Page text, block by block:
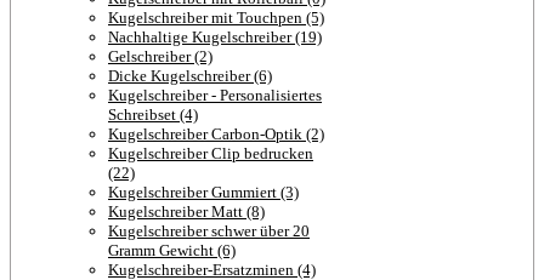
Kugelschreiber mit Touchpen (5)
Nachhaltige Kugelschreiber (19)
Gelschreiber (2)
Dicke Kugelschreiber (6)
Kugelschreiber - Personalisiertes
Schreibset (4)
Kugelschreiber Carbon-Optik (2)
Kugelschreiber Clip bedrucken
(22)
Kugelschreiber Gummiert (3)
Kugelschreiber Matt (8)
Kugelschreiber schwer über 20
Gramm Gewicht (6)
Kugelschreiber-Ersatzminen (4)